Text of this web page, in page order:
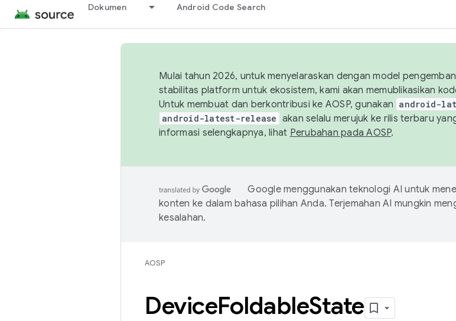
Dokumen Android Code Search
Mulai tahun 2026, untuk menyelaraskan dengan model
stabilitas platform untuk ekosistem, kami akan memublikasikan
Untuk membuat dan berkontribusi ke AOSP, gunakan android-
android-latest-release akan selalu merujuk ke rilis terbaru
informasi selengkapnya, lihat Perubahan pada AOSP.
Google menggunakan teknologi AI untuk
konten ke dalam bahasa pilihan Anda. Terjemahan AI mungkin
kesalahan.
AOSP
DeviceFoldableState